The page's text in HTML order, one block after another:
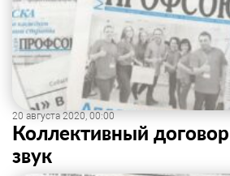
20 августа 2020, 00:00
Коллективный
звук